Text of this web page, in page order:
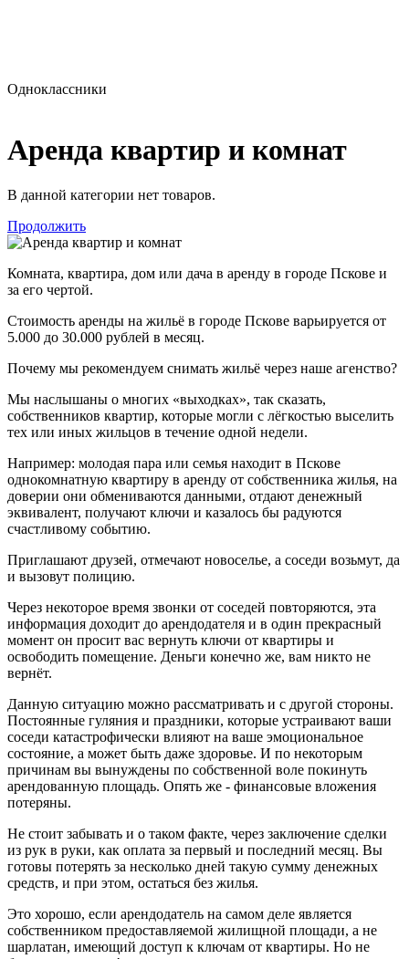
Одноклассники
Аренда квартир и комнат
В данной категории нет товаров.
Продолжить
Комната, квартира, дом или дача в аренду в городе Пскове и
за его чертой.
Стоимость аренды на жильё в городе Пскове варьируется от
5.000 до 30.000 рублей в месяц.
Почему мы рекомендуем снимать жильё через наше агенство?
Мы наслышаны о многих «выходках», так сказать,
собственников квартир, которые могли с лёгкостью выселить
тех или иных жильцов в течение одной недели.
Например: молодая пара или семья находит в Пскове
однокомнатную квартиру в аренду от собственника жилья, на
доверии они обмениваются данными, отдают денежный
эквивалент, получают ключи и казалось бы радуются
счастливому событию.
Приглашают друзей, отмечают новоселье, а соседи возьмут, да
и вызовут полицию.
Через некоторое время звонки от соседей повторяются, эта
информация доходит до арендодателя и в один прекрасный
момент он просит вас вернуть ключи от квартиры и
освободить помещение. Деньги конечно же, вам никто не
вернёт.
Данную ситуацию можно рассматривать и с другой стороны.
Постоянные гуляния и праздники, которые устраивают ваши
соседи катастрофически влияют на ваше эмоциональное
состояние, а может быть даже здоровье. И по некоторым
причинам вы вынуждены по собственной воле покинуть
арендованную площадь. Опять же - финансовые вложения
потеряны.
Не стоит забывать и о таком факте, через заключение сделки
из рук в руки, как оплата за первый и последний месяц. Вы
готовы потерять за несколько дней такую сумму денежных
средств, и при этом, остаться без жилья.
Это хорошо, если арендодатель на самом деле является
собственником предоставляемой жилищной площади, а не
шарлатан, имеющий доступ к ключам от квартиры. Но не